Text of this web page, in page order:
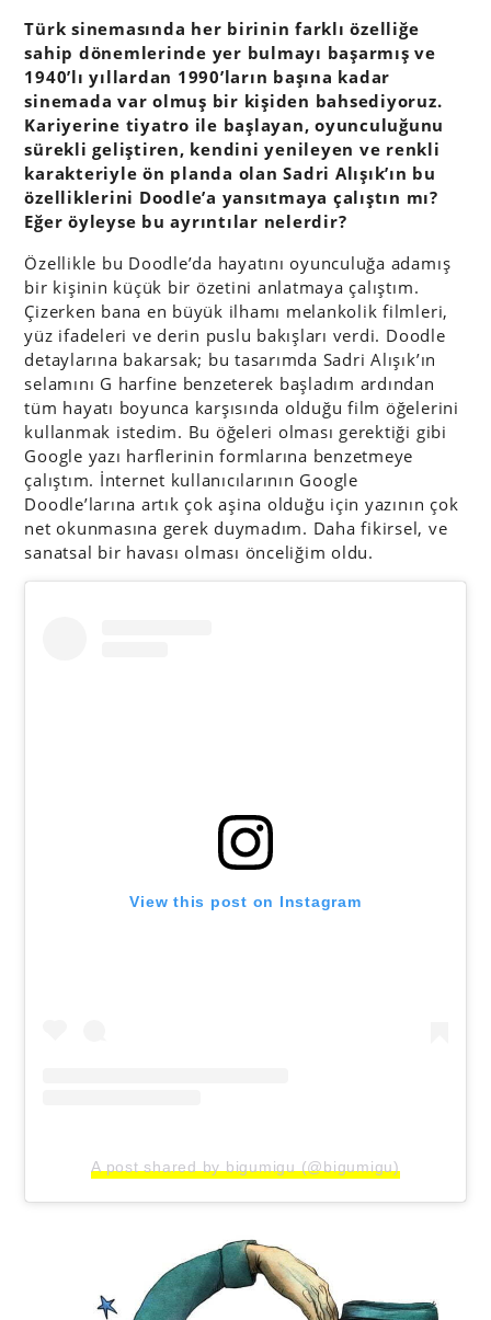
Türk sinemasında her birinin farklı özelliğe
sahip dönemlerinde yer bulmayı başarmış ve
1940’lı yıllardan 1990’ların başına kadar
sinemada var olmuş bir kişiden bahsediyoruz.
Kariyerine tiyatro ile başlayan, oyunculuğunu
sürekli geliştiren, kendini yenileyen ve renkli
karakteriyle ön planda olan Sadri Alışık’ın bu
özelliklerini Doodle’a yansıtmaya çalıştın mı?
Eğer öyleyse bu ayrıntılar nelerdir?
Özellikle bu Doodle’da hayatını oyunculuğa adamış
bir kişinin küçük bir özetini anlatmaya çalıştım.
Çizerken bana en büyük ilhamı melankolik filmleri,
yüz ifadeleri ve derin puslu bakışları verdi. Doodle
detaylarına bakarsak; bu tasarımda Sadri Alışık’ın
selamını G harfine benzeterek başladım ardından
tüm hayatı boyunca karşısında olduğu film öğelerini
kullanmak istedim. Bu öğeleri olması gerektiği gibi
Google yazı harflerinin formlarına benzetmeye
çalıştım. İnternet kullanıcılarının Google
Doodle’larına artık çok aşina olduğu için yazının çok
net okunmasına gerek duymadım. Daha fikirsel, ve
sanatsal bir havası olması önceliğim oldu.
View this post on Instagram
A post shared by bigumigu (@bigumigu)